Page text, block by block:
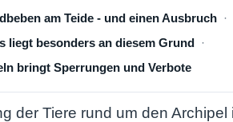
am Teide - und einen Ausbruch
liegt besonders an diesem Grund
bringt Sperrungen und Verbote
der Tiere rund um den Archipel